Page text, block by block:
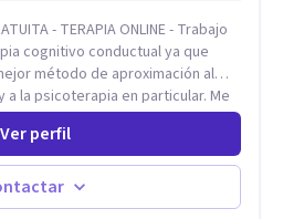
- TERAPIA ONLINE - Trabajo
cognitivo conductual ya que
método de aproximación al
la psicoterapia en particular. Me
conductual por los que una
objetivos, transitando,
patrones cognitivos y
específicas como trastornos
también crisis vitales y procesos
Ver perfil